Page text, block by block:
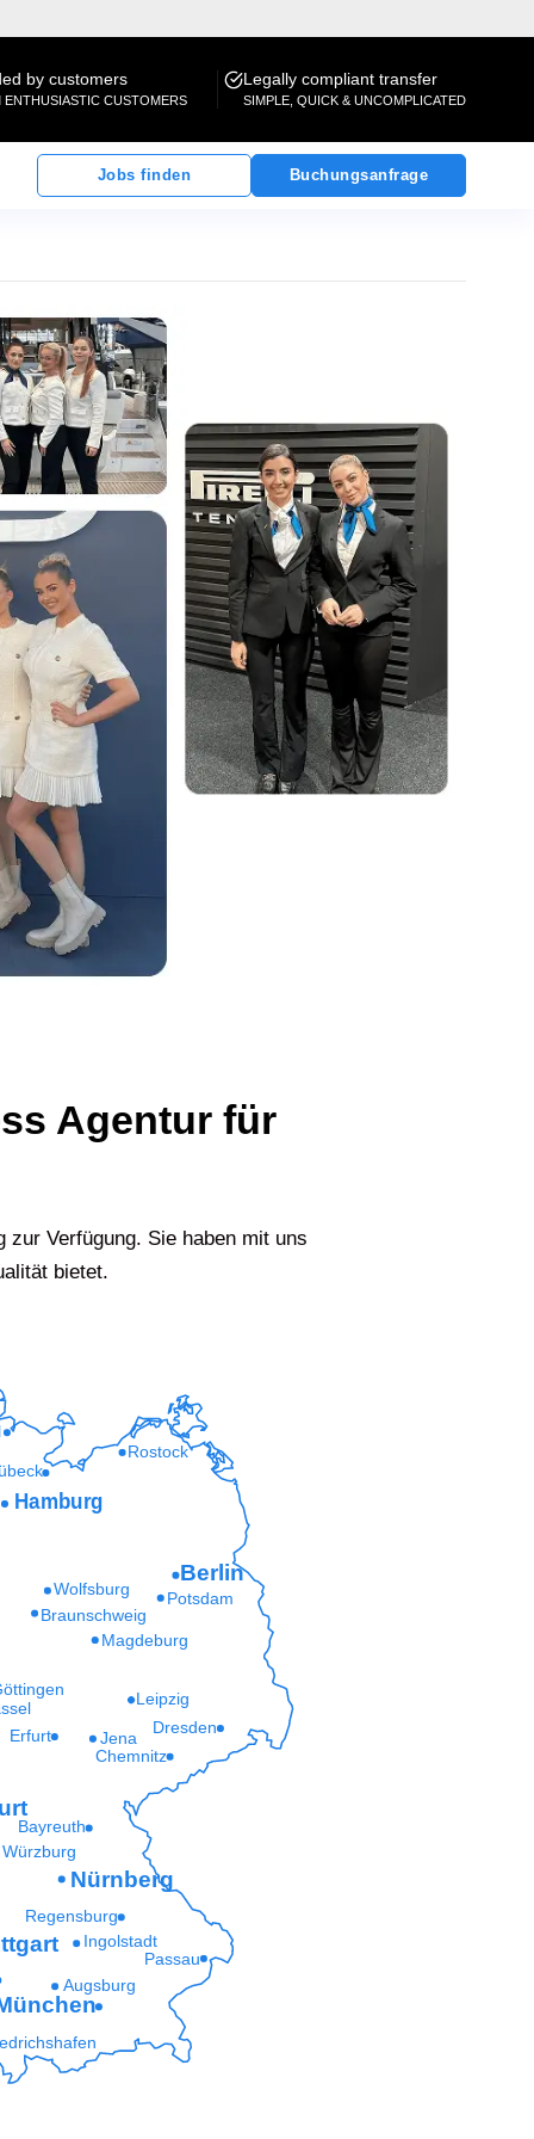
by customers
ENTHUSIASTIC CUSTOMERS
Legally compliant transfer
SIMPLE, QUICK & UNCOMPLICATED
Jobs finden Buchungsanfrage
Agentur für
zur Verfügung. Sie haben mit uns
bietet.
Augsburg
Passau
Ingolstadt
Regensburg
Würzburg
Bayreuth
Chemnitz
Erfurt Jena
Dresden
Magdeburg
Braunschweig
Potsdam
Wolfsburg
Rostock
Nürnberg
Leipzig
Berlin
Hamburg